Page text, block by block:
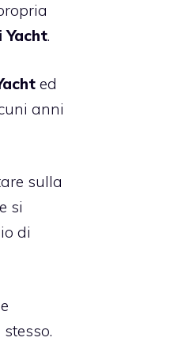
Yacht.
ed
anni
sulla
si
di